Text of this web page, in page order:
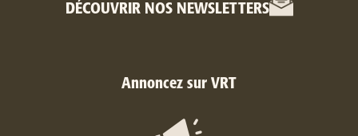
DÉCOUVRIR NOS NEWSLETTERS
Annoncez sur VRT